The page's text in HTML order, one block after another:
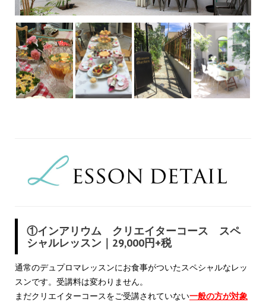
①インアリウム クリエイターコース スペ
シャルレッスン｜ 29,000円+税
通常のデュプロマレッスンにお食事がついたスペシャルなレッ
スンです。受講料は変わりません。
まだクリエイターコースをご受講されていない一般の方が対象